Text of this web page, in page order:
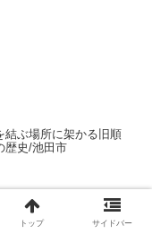
結ぶ場所に架かる旧順
歴史/池田市
トップ サイドバー